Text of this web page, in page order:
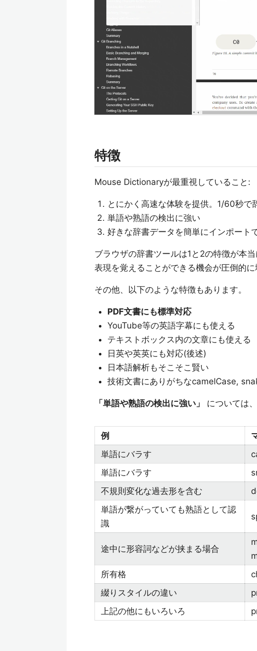
特徴
Mouse Dictionaryが最重視していること:
とにかく高速な体験を提供。1/60秒で
単語や熟語の検出に強い
好きな辞書データを簡単にインポート
ブラウザの辞書ツールは1と2の特徴が本
表現を覚えることができる機会が圧倒的に
その他、以下のような特徴もあります。
PDF文書にも標準対応
YouTube等の英語字幕にも使える
テキストボックス内の文章にも使える
日英や英英にも対応(後述)
日本語解析もそこそこ賢い
技術文書にありがちなcamelCase,
「単語や熟語の検出に強い」 については
例
単語にバラす
単語にバラす
不規則変化な過去形を含む
単語が繋がっていても熟語として認
識
途中に形容詞などが挟まる場合
所有格
綴りスタイルの違い
上記の他にもいろいろ